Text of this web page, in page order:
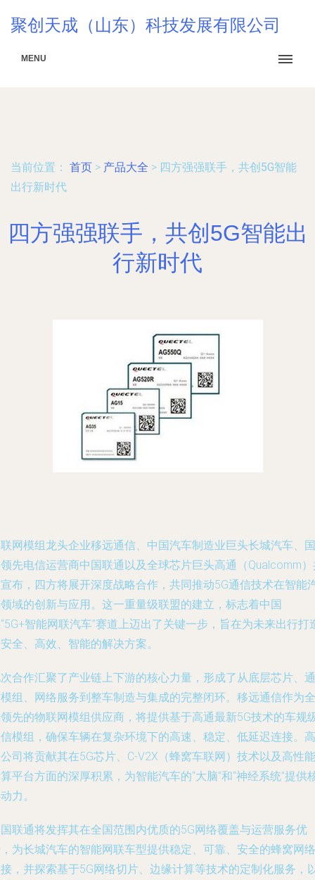
聚创天成（山东）科技发展有限公司
MENU
当前位置： 首页 > 产品大全 > 四方强强联手，共创5G智能
出行新时代
四方强强联手，共创5G智能出
行新时代
网模组龙头企业移远通信、中国汽车制造业巨头长城汽车、国
先电信运营商中国联通以及全球芯片巨头高通（Qualcomm
布，四方将展开深度战略合作，共同推动5G通信技术在智能
域的创新与应用。这一重量级联盟的建立，标志着中国
智能网联汽车”赛道上迈出了关键一步，旨在为未来出行打
全、高效、智能的解决方案。
合作汇聚了产业链上下游的核心力量，形成了从底层芯片、通
组、网络服务到整车制造与集成的完整闭环。移远通信作为全
先的物联网模组供应商，将提供基于高通最新5G技术的车规
模组，确保车辆在复杂环境下的高速、稳定、低延迟连接。高
司将贡献其在5G芯片、C-V2X（蜂窝车联网）技术以及高性能
平台方面的深厚积累，为智能汽车的“大脑”和“神经系统”提供
力。
联通将发挥其在全国范围内优质的5G网络覆盖与运营服务优
为长城汽车的智能网联车型提供稳定、可靠、安全的蜂窝网络
，并探索基于5G网络切片、边缘计算等技术的定制化服务，